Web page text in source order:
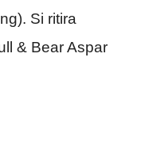
Si ritira
& Bear Aspar